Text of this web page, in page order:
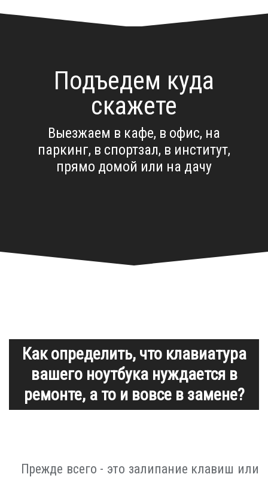
Подъедем куда
скажете
Выезжаем в кафе, в офис, на
паркинг, в спортзал, в институт,
прямо домой или на дачу
Как определить, что клавиатура
вашего ноутбука нуждается в
ремонте, а то и вовсе в замене?
Прежде всего - это залипание клавиш или